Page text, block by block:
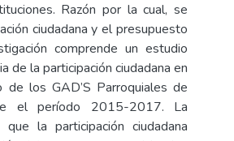
Razón por la cual, se
ciudadana y el presupuesto
comprende un estudio
de la participación ciudadana en
los GAD’S Parroquiales de
el período 2015-2017. La
la participación ciudadana